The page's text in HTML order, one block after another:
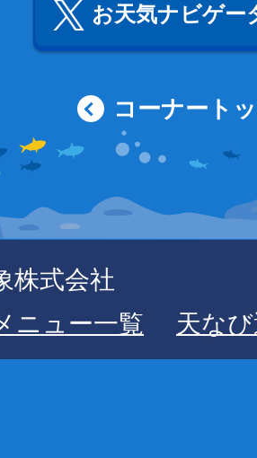
お天気ナビゲー
コーナート
株式会社
ニュー一覧
天な